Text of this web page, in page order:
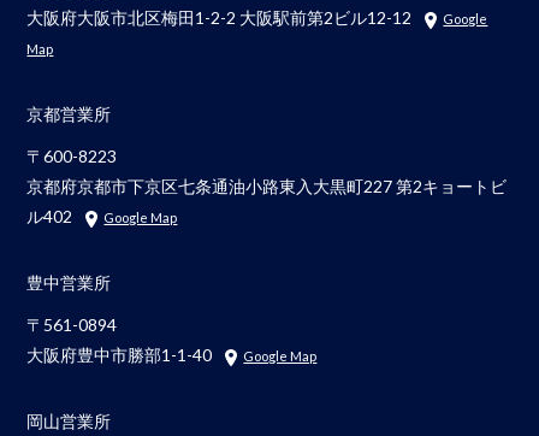
大阪府大阪市北区梅田1-2-2 大阪駅前第2ビル12-12
Google
Map
京都営業所
〒600-8223
京都府京都市下京区七条通油小路東入大黒町227 第2キョートビ
ル402
Google Map
豊中営業所
〒561-0894
大阪府豊中市勝部1-1-40
Google Map
岡山営業所